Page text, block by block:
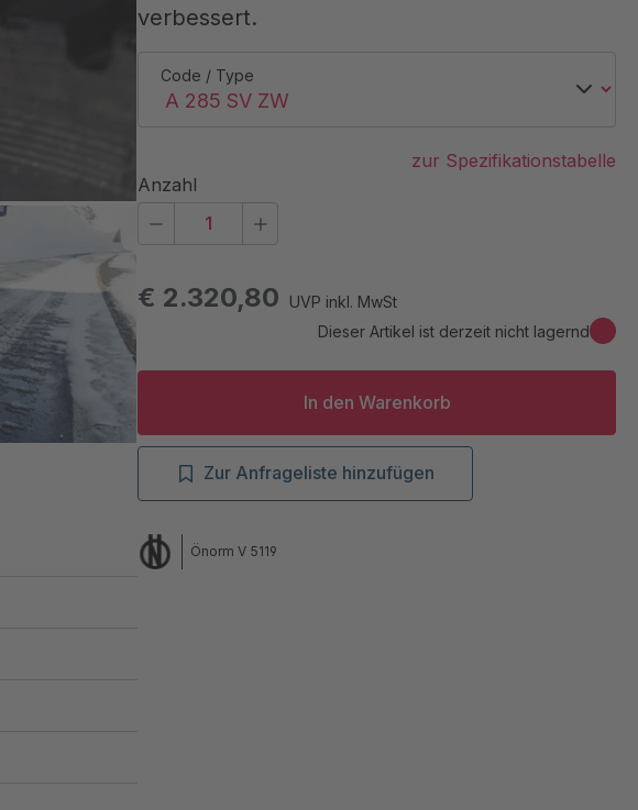
verbessert.
€ 2.320,80
UVP inkl. MwSt
Dieser Artikel ist derzeit nicht lagernd
Code / Type
zur Spezifikationstabelle
Anzahl
In den Warenkorb
Zur Anfrageliste hinzufügen
Önorm V 5119